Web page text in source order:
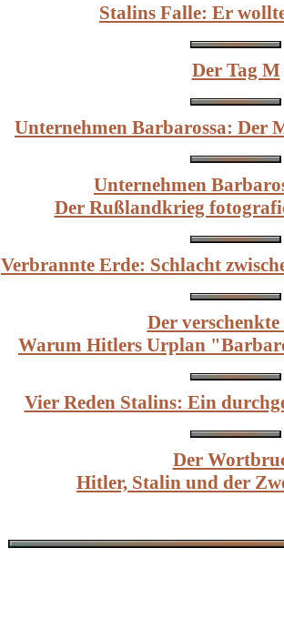
Stalins Falle: Er
Der Tag M
Unternehmen Barbarossa: Der
Unternehmen
Der Rußlandkrieg
Verbrannte Erde: Schlacht
Der verschenkte
Warum Hitlers Urplan
Vier Reden Stalins: Ein
Der
Hitler, Stalin und der